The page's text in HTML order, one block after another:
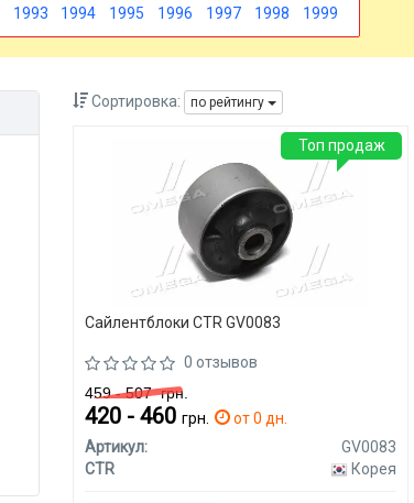
1993 1994 1995 1996 1997 1998 1999
Сортировка: по рейтингу
Сайлентблоки CTR GV0083
0 отзывов
459 - 507грн.
420 - 460 грн.
от 0 дн.
Артикул:
GV0083
CTR
Корея
Топ продаж